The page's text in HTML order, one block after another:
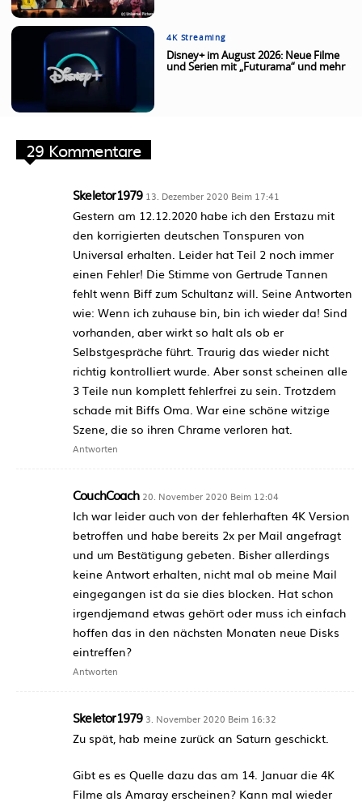
4K Streaming
Disney+ im August 2026: Neue Filme
und Serien mit „Futurama“ und mehr
29 Kommentare
Skeletor1979 13. Dezember 2020 Beim 17:41
Gestern am 12.12.2020 habe ich den Erstazu mit
den korrigierten deutschen Tonspuren von
Universal erhalten. Leider hat Teil 2 noch immer
einen Fehler! Die Stimme von Gertrude Tannen
fehlt wenn Biff zum Schultanz will. Seine Antworten
wie: Wenn ich zuhause bin, bin ich wieder da! Sind
vorhanden, aber wirkt so halt als ob er
Selbstgespräche führt. Traurig das wieder nicht
richtig kontrolliert wurde. Aber sonst scheinen alle
3 Teile nun komplett fehlerfrei zu sein. Trotzdem
schade mit Biffs Oma. War eine schöne witzige
Szene, die so ihren Chrame verloren hat.
Antworten
CouchCoach 20. November 2020 Beim 12:04
Ich war leider auch von der fehlerhaften 4K Version
betroffen und habe bereits 2x per Mail angefragt
und um Bestätigung gebeten. Bisher allerdings
keine Antwort erhalten, nicht mal ob meine Mail
eingegangen ist da sie dies blocken. Hat schon
irgendjemand etwas gehört oder muss ich einfach
hoffen das in den nächsten Monaten neue Disks
eintreffen?
Antworten
Skeletor1979 3. November 2020 Beim 16:32
Zu spät, hab meine zurück an Saturn geschickt.
Gibt es es Quelle dazu das am 14. Januar die 4K
Filme als Amaray erscheinen? Kann mal wieder